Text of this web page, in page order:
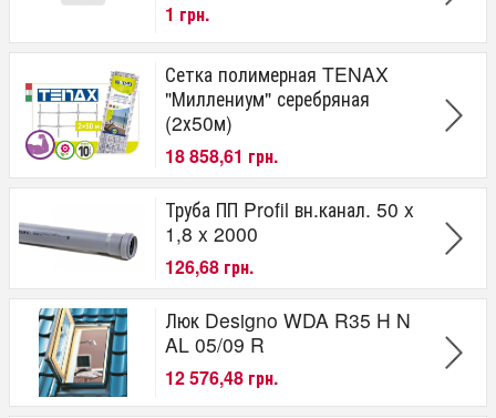
1 грн.
Сетка полимерная TENAX
"Миллениум" серебряная
(2х50м)
18 858,61 грн.
Труба ПП Profil вн.канал. 50 x
1,8 x 2000
126,68 грн.
Люк Designo WDA R35 H N
AL 05/09 R
12 576,48 грн.